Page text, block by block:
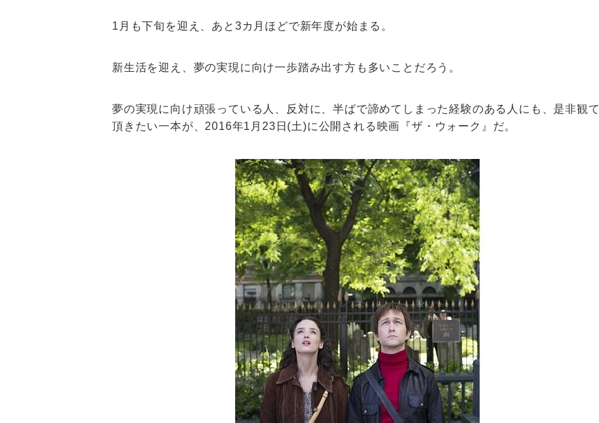
1月も下旬を迎え、あと3カ月ほどで新年度が始まる。
新生活を迎え、夢の実現に向け一歩踏み出す方も多いことだろう。
夢の実現に向け頑張っている人、反対に、半ばで諦めてしまった経験のある人にも、是非観て
頂きたい一本が、2016年1月23日(土)に公開される映画『ザ・ウォーク』だ。